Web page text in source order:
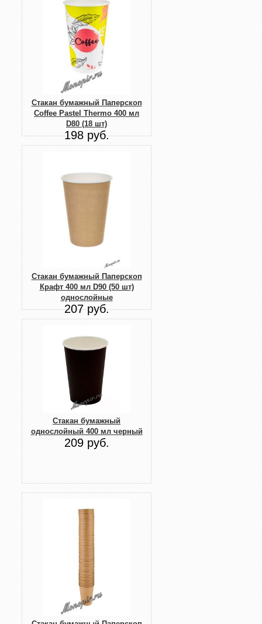
Стакан бумажный Паперскоп
Coffee Pastel Thermo 400 мл
D80 (18 шт)
198 руб.
Стакан бумажный Паперскоп
Крафт 400 мл D90 (50 шт)
однослойные
207 руб.
Стакан бумажный
однослойный 400 мл черный
209 руб.